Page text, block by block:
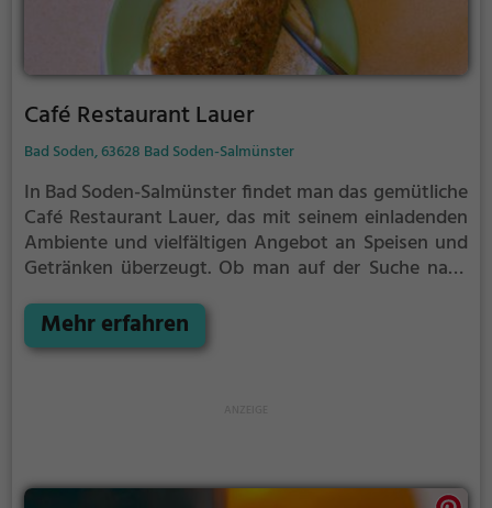
Café Restaurant Lauer
Bad Soden, 63628 Bad Soden-Salmünster
In Bad Soden-Salmünster findet man das gemütliche
Café Restaurant Lauer, das mit seinem einladenden
Ambiente und vielfältigen Angebot an Speisen und
Getränken überzeugt. Ob man auf der Suche nach
hausgemachten Kuchen und duftenden Kaffee hat
oder gesunde Gerichte genießen möchte - hier wird
Passende auf der Speisekarte. Ein Besuch lohnt sich
Mehr erfahren